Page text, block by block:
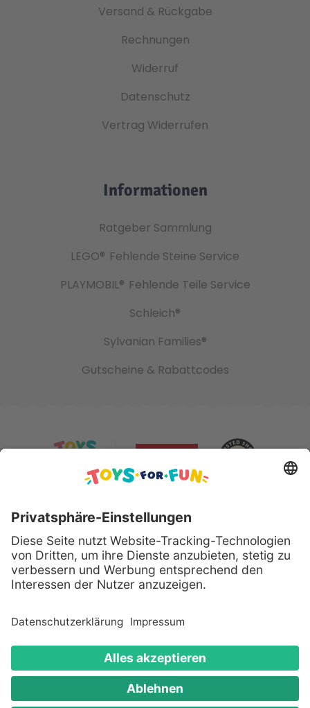
Versand & Rückgabe
Rechnungen
Widerruf
Datenschutz
Vertrag Widerrufen
Informationen
Ratgeber Sammlung
LEGO® Fehlende Steine Service
PLAYMOBIL® Fehlende Teile Service
Schleich®
Sylvanian Families®
Gutscheine & Rabattcodes
Sicher bezahlen mit:
Alle genannten Produkte und Logos sind eingetragene
Warenzeichen der jeweiligen Hersteller.
Copyright © 2008 - 2026 Toys for Fun GmbH - Alle
Rechte vorbehalten